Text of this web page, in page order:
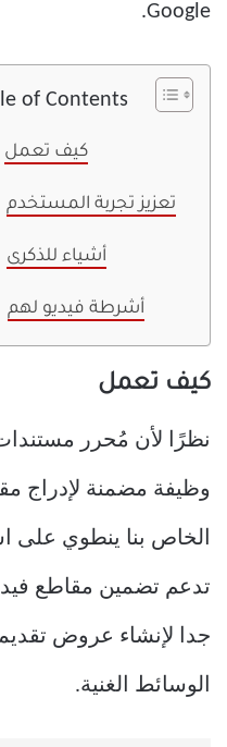
Google.
of Contents
كيف تعمل
تعزيز تجربة المستخدم
أشياء للذكرى
أشرطة فيديو لهم
كيف تعمل
وظيفة مضمنة لإدراج
جدا لإنشاء عروض
الوسائط الغنية.